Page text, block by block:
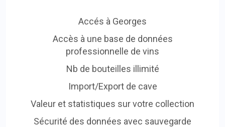
Accés à Georges
Accès à une base de données
professionnelle de vins
Nb de bouteilles illimité
Import/Export de cave
Valeur et statistiques sur votre collection
Sécurité des données avec sauvegarde